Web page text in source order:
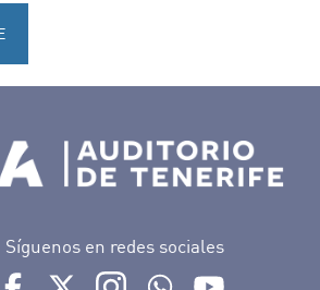
Síguenos en redes sociales
Ir a perfil de Auditorio de Tenerife en
Ir a perfil de Auditorio de Tenerife
Ir a perfil de Auditorio de
Ir al Boletín